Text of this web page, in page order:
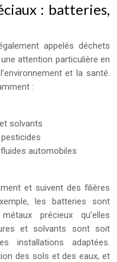
: batteries,
appelés déchets
attention particulière en
et la santé.
:
solvants
automobiles
et suivent des filières
les batteries sont
précieux qu’elles
et solvants sont soit
installations adaptées.
des sols et des eaux, et